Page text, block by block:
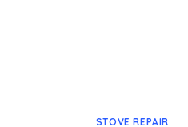
STOVE REPAIR